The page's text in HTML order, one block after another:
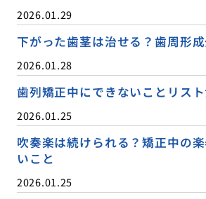
2026.01.29
下がった歯茎は治せる？歯周形
2026.01.28
歯列矯正中にできないことリス
2026.01.25
吹奏楽は続けられる？矯正中の
いこと
2026.01.25